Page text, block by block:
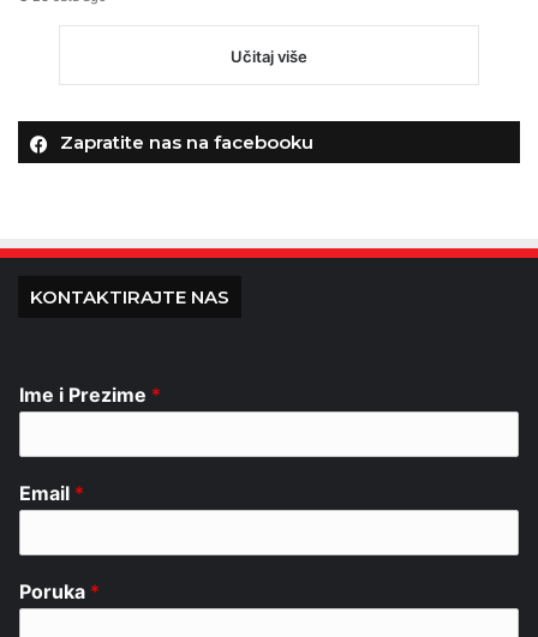
Učitaj više
Zapratite nas na facebooku
KONTAKTIRAJTE NAS
Ime i Prezime *
Email *
Poruka *